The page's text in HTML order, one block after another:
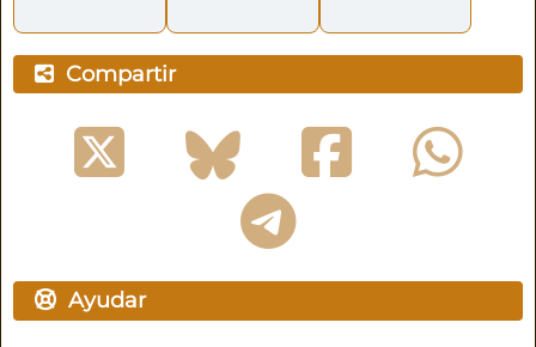
Compartir
Ayudar